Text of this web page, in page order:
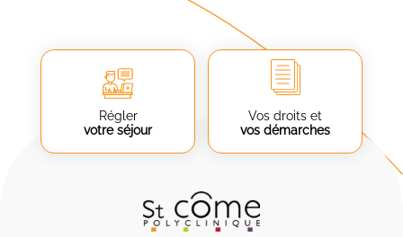
Régler
votre séjour
Vos droits et
vos démarches